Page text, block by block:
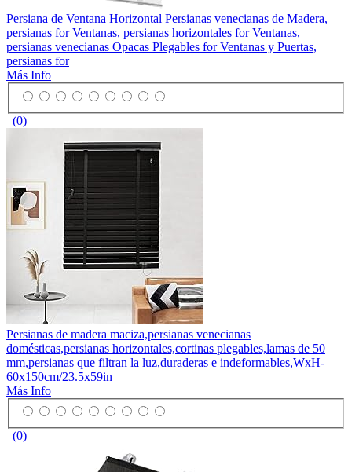
Persiana de Ventana Horizontal Persianas venecianas de Madera,
persianas for Ventanas, persianas horizontales for Ventanas,
persianas venecianas Opacas Plegables for Ventanas y Puertas,
persianas for
Más Info
(0)
Persianas de madera maciza,persianas venecianas
domésticas,persianas horizontales,cortinas plegables,lamas de 50
mm,persianas que filtran la luz,duraderas e indeformables,WxH-
60x150cm/23.5x59in
Más Info
(0)